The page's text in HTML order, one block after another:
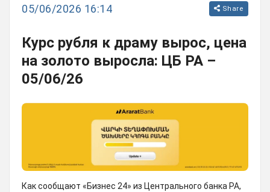
05/06/2026 16:14 Share
Курс рубля к драму вырос, цена
на золото выросла: ЦБ РА –
05/06/26
Как сообщают «Бизнес 24» из Центрального банка РА,